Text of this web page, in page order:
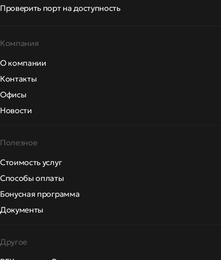
Проверить порт на доступность
Компания
О компании
Контакты
Офисы
Новости
Полезное
Стоимость услуг
Способы оплаты
Бонусная программа
Документы
Другое